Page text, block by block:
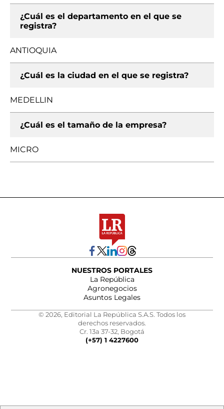
¿Cuál es el departamento en el que se
registra?
ANTIOQUIA
¿Cuál es la ciudad en el que se registra?
MEDELLIN
¿Cuál es el tamaño de la empresa?
MICRO
NUESTROS PORTALES
La República
Agronegocios
Asuntos Legales
© 2026, Editorial La República S.A.S. Todos los
derechos reservados.
Cr. 13a 37-32, Bogotá
(+57) 1 4227600